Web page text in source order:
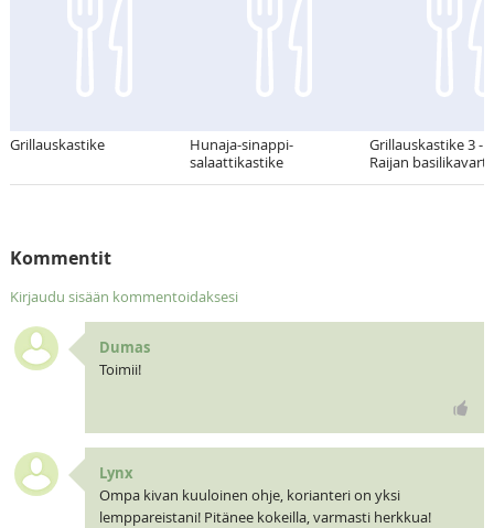
Grillauskastike
Hunaja-sinappi-
salaattikastike
Grillauskastike 3 -
Raijan
Kommentit
Kirjaudu sisään kommentoidaksesi
Dumas
Toimii!
Lynx
Ompa kivan kuuloinen ohje, korianteri on yksi
lemppareistani! Pitänee kokeilla, varmasti herkkua!